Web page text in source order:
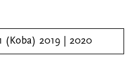
(Koba) 2019 | 2020